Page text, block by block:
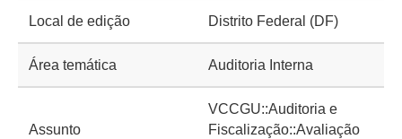
Local de edição Distrito Federal (DF)
Área temática Auditoria Interna
Assunto
VCCGU::Auditoria e
Fiscalização::Avaliação